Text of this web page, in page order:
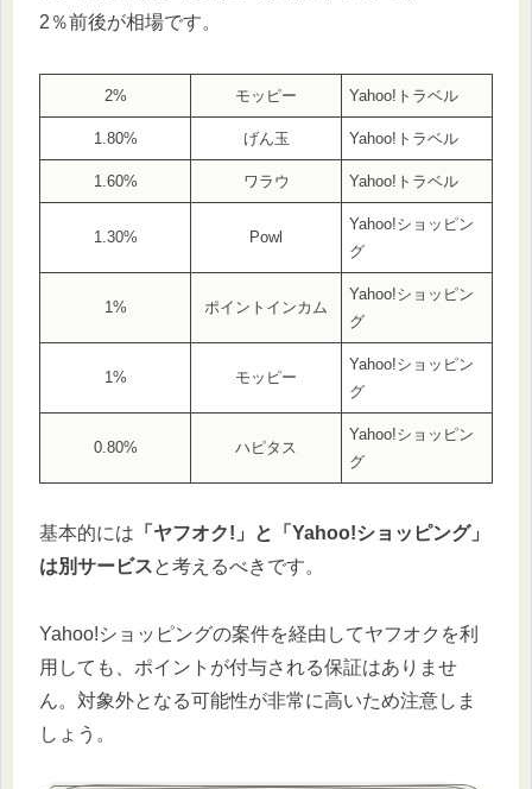
2％前後が相場です。
2% モッピー Yahoo!トラベル
1.80% げん玉 Yahoo!トラベル
1.60% ワラウ Yahoo!トラベル
1.30% Powl
Yahoo!ショッピン
グ
1% ポイントインカム
Yahoo!ショッピン
グ
1% モッピー
Yahoo!ショッピン
グ
0.80% ハピタス
Yahoo!ショッピン
グ
基本的には 「ヤフオク!」と「Yahoo!ショッピング」
は別サービスと考えるべきです。
Yahoo!ショッピングの案件を経由してヤフオクを利
用しても、ポイントが付与される保証はありませ
ん。対象外となる可能性が非常に高いため注意しま
しょう。